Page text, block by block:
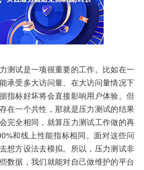
测试是一项很重要的工作。比如在一
承受多大访问量、在大访问量情况下
指标好坏将会直接影响用户体验。但
在一个共性，那就是压力测试的结果
完全相同，就算压力测试工作做的再
和线上性能指标相同。面对这些问
想方设法去模拟。所以，压力测试非
数据，我们就能对自己做维护的平台